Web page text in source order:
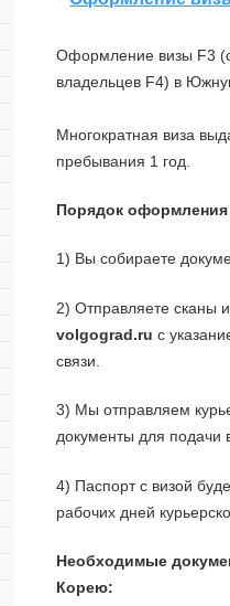
Оформление визы F3
владельцев F4) в
Многократная виза
пребывания 1 год.
Порядок
1) Вы собираете
2) Отправляете сканы
volgograd.ru с
связи.
3) Мы отправляем
документы для подачи
4) Паспорт с визой
рабочих дней
Необходимые
Корею: